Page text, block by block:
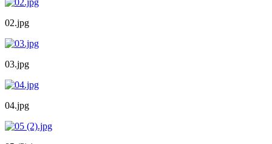
02.jpg
03.jpg
04.jpg